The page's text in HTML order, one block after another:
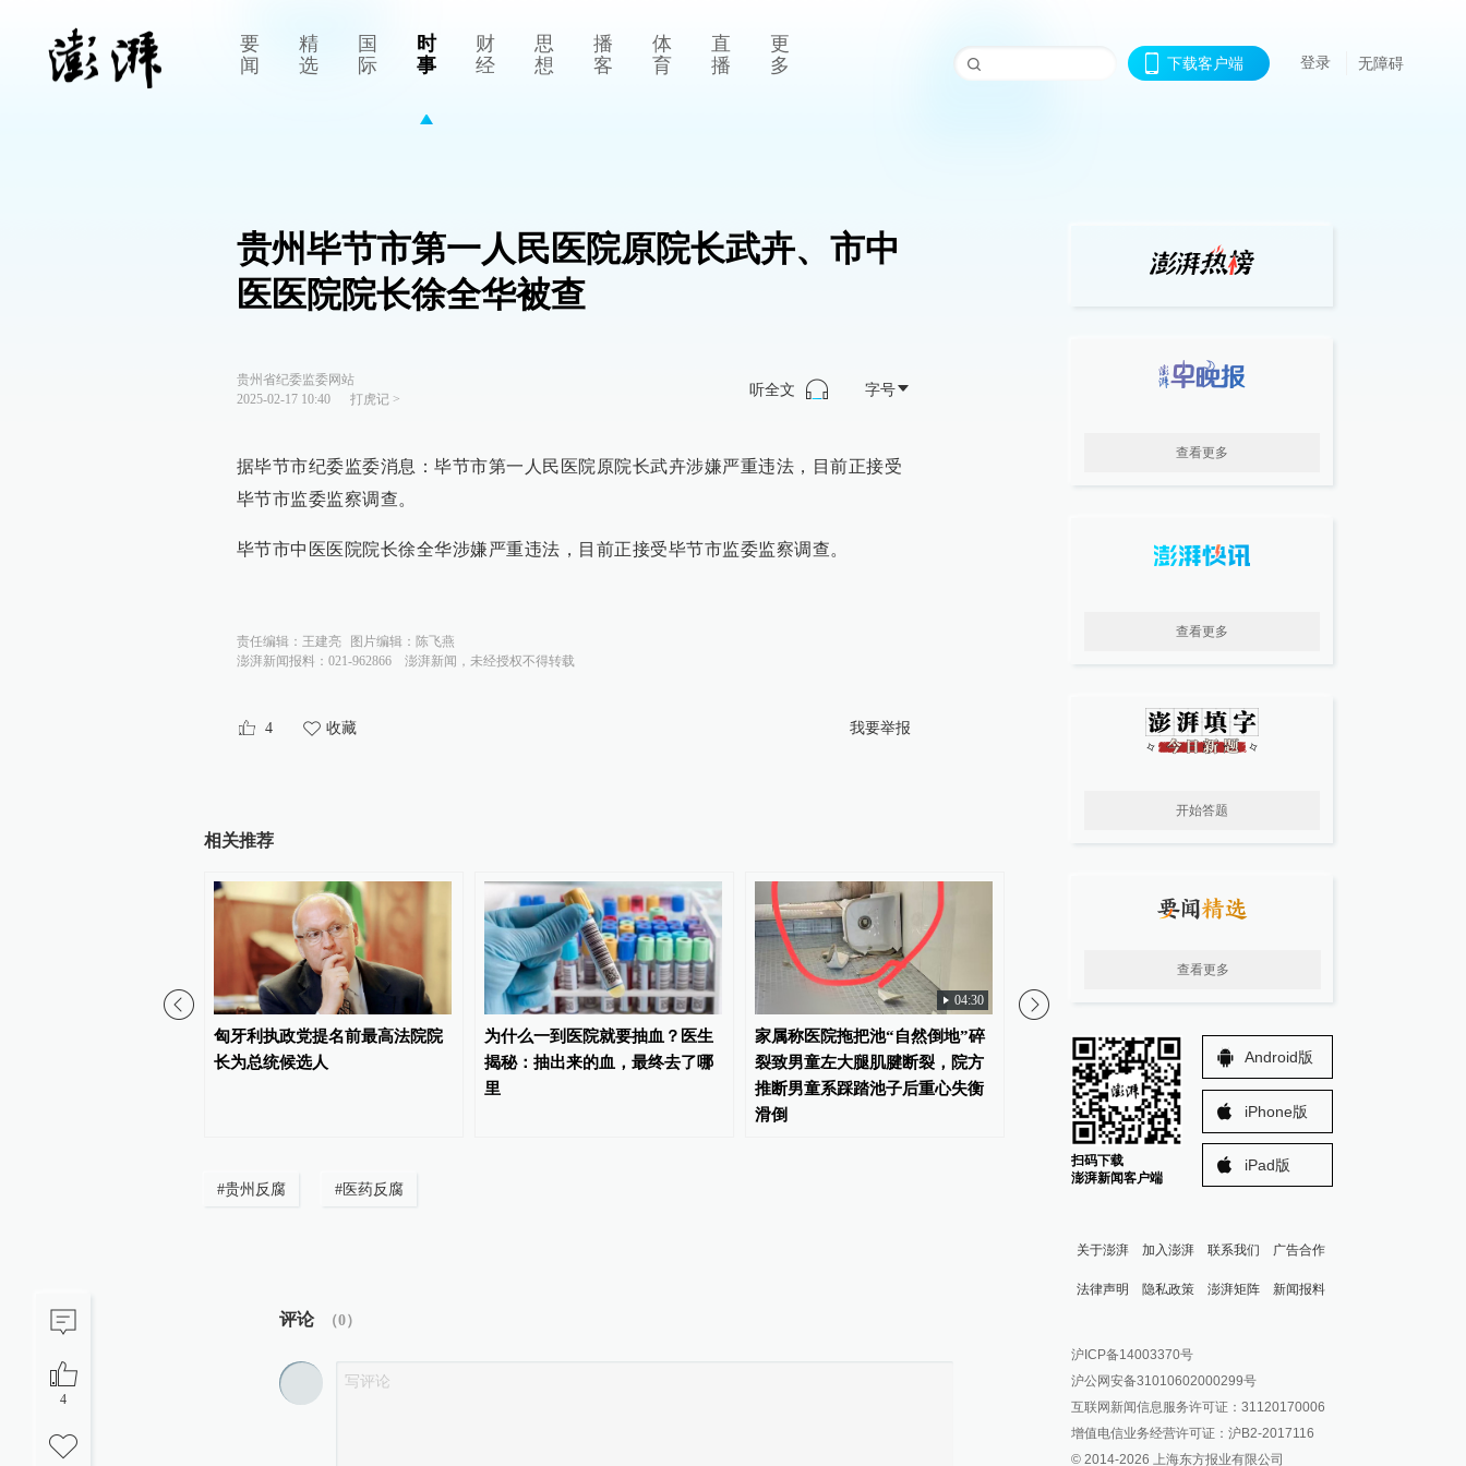
要
闻
精
选
国
际
时
事
财
经
思
想
播
客
体
育
直
播
更
多
下载客户端 登录 无障碍
4
贵州毕节市第一人民医院原院长武卉、市中
医医院院长徐全华被查
贵州省纪委监委网站
2025-02-17 10:40
打虎记>
听全文 字号
据毕节市纪委监委消息：毕节市第一人民医院原院长武卉涉嫌严重违法，目前正接受
毕节市监委监察调查。
毕节市中医医院院长徐全华涉嫌严重违法，目前正接受毕节市监委监察调查。
责任编辑： 王建亮 图片编辑： 陈飞燕
澎湃新闻报料：021-962866
澎湃新闻，未经授权不得转载
4 收藏 我要举报
相关推荐
匈牙利执政党提名前最高法院院
长为总统候选人
为什么一到医院就要抽血？医生
揭秘：抽出来的血，最终去了哪
里
04:30
家属称医院拖把池“自然倒地”碎
裂致男童左大腿肌腱断裂，院方
推断男童系踩踏池子后重心失衡
滑倒
贵州发布急需紧缺专业清单
匈牙利执政党提名前最
长为总统候选人
#贵州反腐 # 医药反腐
评论 （0）
查看更多
查看更多
开始答题
查看更多
扫码下载
澎湃新闻客户端
Android版
iPhone版
iPad版
关于澎湃 加入澎湃 联系我们 广告合作
法律声明 隐私政策 澎湃矩阵
澎湃新闻公众号
澎湃新闻抖音号
派生万物开放平台
IP SHANGHAI
新闻报料
报料邮箱: news@thepaper.cn
沪ICP备14003370号
沪公网安备31010602000299号
互联网新闻信息服务许可证：31120170006
增值电信业务经营许可证：沪B2-2017116
© 2014-2026 上海东方报业有限公司